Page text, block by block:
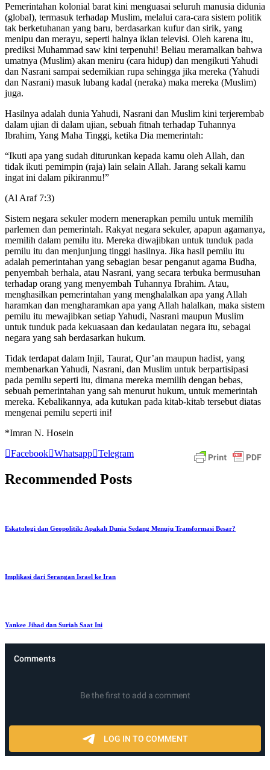
Pemerintahan kolonial barat kini menguasai seluruh manusia didunia
(global), termasuk terhadap Muslim, melalui cara-cara sistem politik
tak berketuhanan yang baru, berdasarkan kufur dan sirik, yang
menipu dan merayu, seperti halnya iklan televisi. Oleh karena itu,
prediksi Muhammad saw kini terpenuhi! Beliau meramalkan bahwa
umatnya (Muslim) akan meniru (cara hidup) dan mengikuti Yahudi
dan Nasrani sampai sedemikian rupa sehingga jika mereka (Yahudi
dan Nasrani) masuk lubang kadal (neraka) maka mereka (Muslim)
juga.
Hasilnya adalah dunia Yahudi, Nasrani dan Muslim kini terjerembab
dalam ujian di dalam ujian, sebuah fitnah terhadap Tuhannya
Ibrahim, Yang Maha Tinggi, ketika Dia memerintah:
“Ikuti apa yang sudah diturunkan kepada kamu oleh Allah, dan
tidak ikuti pemimpin (raja) lain selain Allah. Jarang sekali kamu
ingat ini dalam pikiranmu!”
(Al Araf 7:3)
Sistem negara sekuler modern menerapkan pemilu untuk memilih
parlemen dan pemerintah. Rakyat negara sekuler, apapun agamanya,
memilih dalam pemilu itu. Mereka diwajibkan untuk tunduk pada
pemilu itu dan menjunjung tinggi hasilnya. Jika hasil pemilu itu
adalah pemerintahan yang sebagian besar penganut agama Budha,
penyembah berhala, atau Nasrani, yang secara terbuka bermusuhan
terhadap orang yang menyembah Tuhannya Ibrahim. Atau,
menghasilkan pemerintahan yang menghalalkan apa yang Allah
haramkan dan mengharamkan apa yang Allah halalkan, maka sistem
pemilu itu mewajibkan setiap Yahudi, Nasrani maupun Muslim
untuk tunduk pada kekuasaan dan kedaulatan negara itu, sebagai
negara yang sah berdasarkan hukum.
Tidak terdapat dalam Injil, Taurat, Qur’an maupun hadist, yang
membenarkan Yahudi, Nasrani, dan Muslim untuk berpartisipasi
pada pemilu seperti itu, dimana mereka memilih dengan bebas,
sebuah pemerintahan yang sah menurut hukum, untuk memerintah
mereka. Kebalikannya, ada kutukan pada kitab-kitab tersebut diatas
mengenai pemilu seperti ini!
*Imran N. Hosein
Facebook Whatsapp Telegram
Recommended Posts
Eskatologi dan Geopolitik: Apakah Dunia Sedang Menuju Transformasi Besar?
Implikasi dari Serangan Israel ke Iran
Yankee Jihad dan Suriah Saat Ini